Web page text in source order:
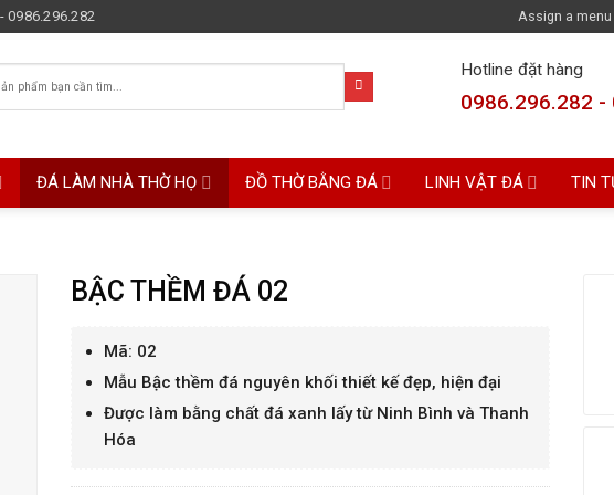
0986.296.282 Assign a
Hotline đặt hàng
0986.296.282 -
ĐÁ LÀM NHÀ THỜ HỌ ĐỒ THỜ BẰNG ĐÁ LINH VẬT ĐÁ TIN
BẬC THỀM ĐÁ 02
Mã: 02
Mẫu Bậc thềm đá nguyên khối thiết kế đẹp, hiện đại
Được làm bằng chất đá xanh lấy từ Ninh Bình và Thanh
Hóa